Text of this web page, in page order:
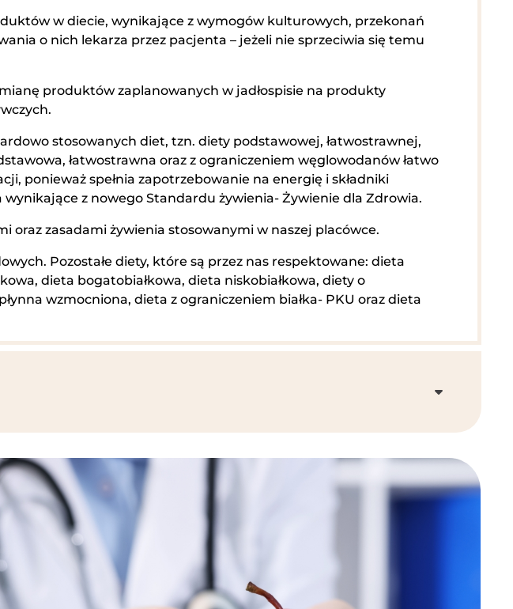
w diecie, wynikające z wymogów kulturowych, przekonań
o nich lekarza przez pacjenta – jeżeli nie sprzeciwia się temu
produktów zaplanowanych w jadłospisie na produkty
stosowanych diet, tzn. diety podstawowej, łatwostrawnej,
łatwostrawna oraz z ograniczeniem węglowodanów łatwo
ponieważ spełnia zapotrzebowanie na energię i składniki
z nowego Standardu żywienia- Żywienie dla Zdrowia.
oraz zasadami żywienia stosowanymi w naszej placówce.
Pozostałe diety, które są przez nas respektowane: dieta
dieta bogatobiałkowa, dieta niskobiałkowa, diety o
wzmocniona, dieta z ograniczeniem białka- PKU oraz dieta